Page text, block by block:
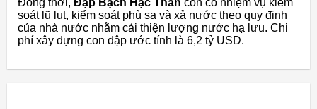
Đồng thời, Đập Bạch Hạc Than còn có nhiệm vụ kiểm
soát lũ lụt, kiểm soát phù sa và xả nước theo quy định
của nhà nước nhằm cải thiện lượng nước hạ lưu. Chi
phí xây dựng con đập ước tính là 6,2 tỷ USD.